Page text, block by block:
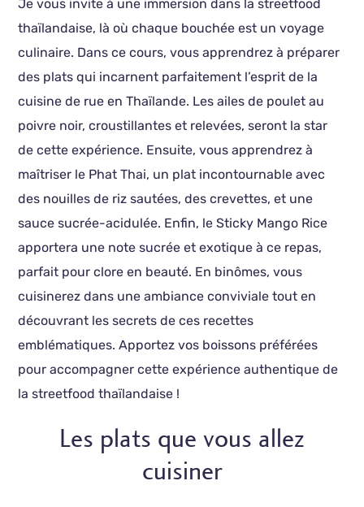
Je vous invite à une immersion dans la streetfood
thaïlandaise, là où chaque bouchée est un voyage
culinaire. Dans ce cours, vous apprendrez à préparer
des plats qui incarnent parfaitement l’esprit de la
cuisine de rue en Thaïlande. Les ailes de poulet au
poivre noir, croustillantes et relevées, seront la star
de cette expérience. Ensuite, vous apprendrez à
maîtriser le Phat Thai, un plat incontournable avec
des nouilles de riz sautées, des crevettes, et une
sauce sucrée-acidulée. Enfin, le Sticky Mango Rice
apportera une note sucrée et exotique à ce repas,
parfait pour clore en beauté. En binômes, vous
cuisinerez dans une ambiance conviviale tout en
découvrant les secrets de ces recettes
emblématiques. Apportez vos boissons préférées
pour accompagner cette expérience authentique de
la streetfood thaïlandaise !
Les plats que vous allez
cuisiner